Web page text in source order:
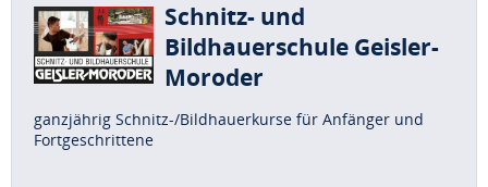
Schnitz- und
Bildhauerschule Geisler-
Moroder
ganzjährig Schnitz-/Bildhauerkurse für Anfänger und
Fortgeschrittene